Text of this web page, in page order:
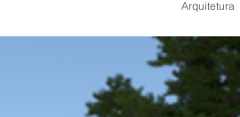
Arquitetura